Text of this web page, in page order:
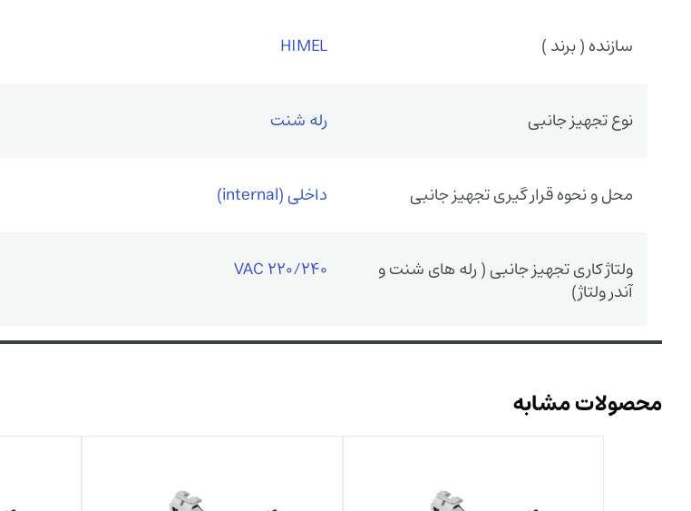
سازنده ( برند ) HIMEL
نوع تجهیز جانبی رله شنت
محل و نحوه قرار گیری تجهیز جانبی داخلی (internal)
ولتاژ کاری تجهیز جانبی ( رله های شنت و
آندر ولتاژ)
220/240 VAC
محصولات مشابه